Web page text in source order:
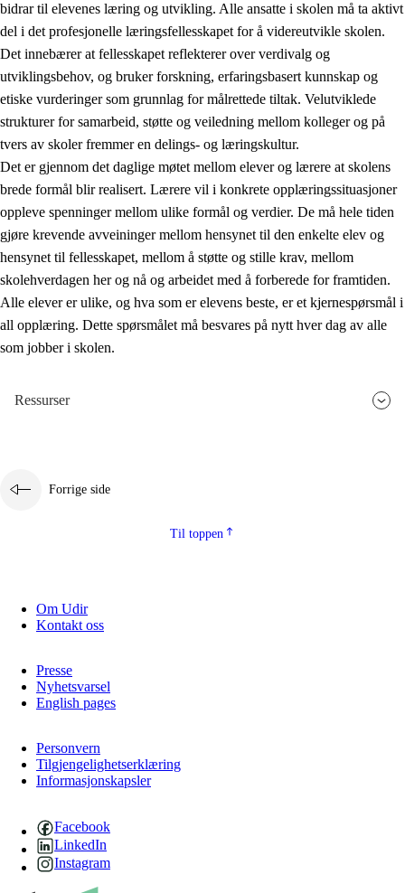
bidrar til elevenes læring og utvikling. Alle ansatte i skolen må ta aktivt
del i det profesjonelle læringsfellesskapet for å videreutvikle skolen.
Det innebærer at fellesskapet reflekterer over verdivalg og
utviklingsbehov, og bruker forskning, erfaringsbasert kunnskap og
etiske vurderinger som grunnlag for målrettede tiltak. Velutviklede
strukturer for samarbeid, støtte og veiledning mellom kolleger og på
tvers av skoler fremmer en delings- og læringskultur.
Det er gjennom det daglige møtet mellom elever og lærere at skolens
brede formål blir realisert. Lærere vil i konkrete opplæringssituasjoner
oppleve spenninger mellom ulike formål og verdier. De må hele tiden
gjøre krevende avveininger mellom hensynet til den enkelte elev og
hensynet til fellesskapet, mellom å støtte og stille krav, mellom
skolehverdagen her og nå og arbeidet med å forberede for framtiden.
Alle elever er ulike, og hva som er elevens beste, er et kjernespørsmål i
all opplæring. Dette spørsmålet må besvares på nytt hver dag av alle
som jobber i skolen.
Ressurser
Forrige side
Til toppen
Om Udir
Kontakt oss
Presse
Nyhetsvarsel
English pages
Personvern
Tilgjengelighetserklæring
Informasjonskapsler
Facebook
LinkedIn
Instagram